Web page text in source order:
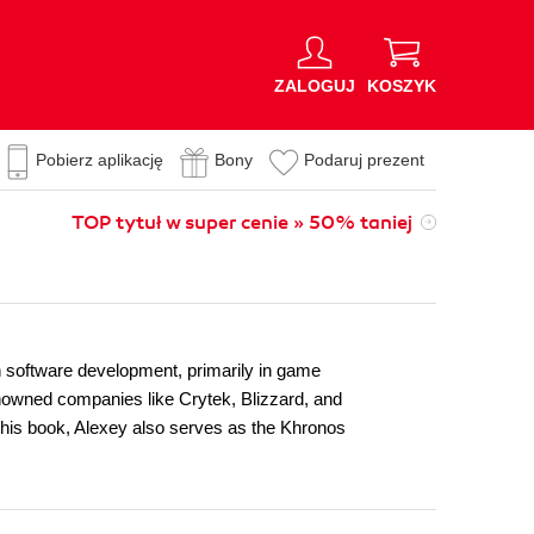
ZALOGUJ KOSZYK
Pobierz aplikację Bony Podaruj prezent
TOP tytuł w super cenie » 50% taniej
development, primarily in game
companies like Crytek, Blizzard, and
book, Alexey also serves as the Khronos